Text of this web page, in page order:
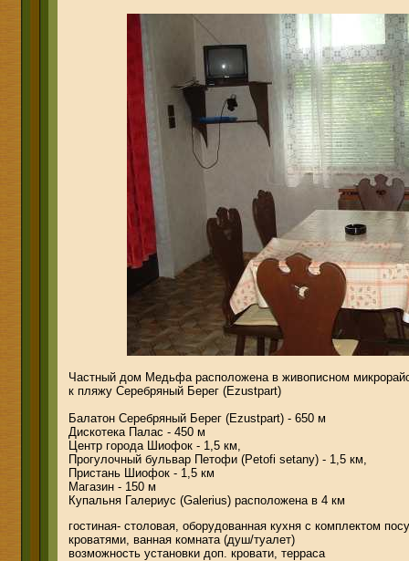
Частный дом Медьфа расположена в живописном
к пляжу Серебряный Берег (Ezustpart)
Балатон Серебряный Берег (Ezustpart) - 650 м
Дискотека Палас - 450 м
Центр города Шиофок - 1,5 км,
Прогулочный бульвар Петофи (Petofi setany) - 1,5 км,
Пристань Шиофок - 1,5 км
Магазин - 150 м
Купальня Галериус (Galerius) расположена в 4 км
гостиная- столовая, оборудованная кухня с комплектом
кроватями, ванная комната (душ/туалет)
возможность установки доп. кровати, терраса